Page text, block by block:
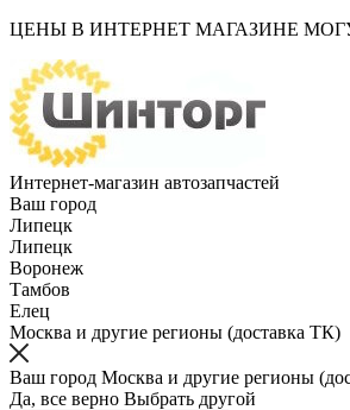
ЦЕНЫ В ИНТЕРНЕТ МАГАЗИНЕ
Интернет-магазин автозапчастей
Ваш город
Липецк
Липецк
Воронеж
Тамбов
Елец
Москва и другие регионы (доставка ТК)
Ваш город Москва и другие регионы
Да, все верно Выбрать другой